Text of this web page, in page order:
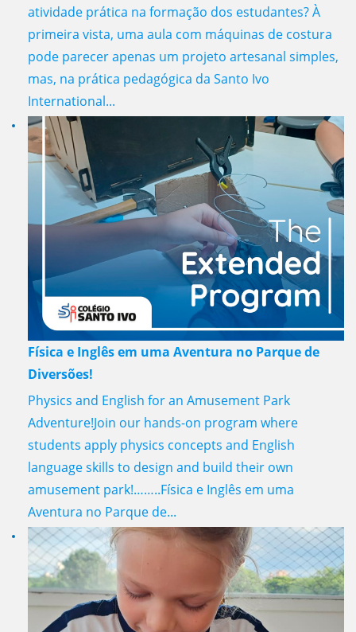
atividade prática na formação dos estudantes? À
primeira vista, uma aula com máquinas de costura
pode parecer apenas um projeto artesanal simples,
mas, na prática pedagógica da Santo Ivo
International...
Física e Inglês em uma Aventura no Parque de
Diversões!
Physics and English for an Amusement Park
Adventure!Join our hands-on program where
students apply physics concepts and English
language skills to design and build their own
amusement park!……..Física e Inglês em uma
Aventura no Parque de...